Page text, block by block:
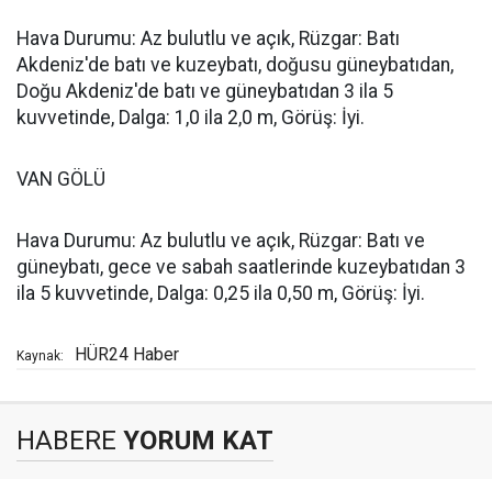
Hava Durumu: Az bulutlu ve açık, Rüzgar: Batı
Akdeniz'de batı ve kuzeybatı, doğusu güneybatıdan,
Doğu Akdeniz'de batı ve güneybatıdan 3 ila 5
kuvvetinde, Dalga: 1,0 ila 2,0 m, Görüş: İyi.
VAN GÖLÜ
Hava Durumu: Az bulutlu ve açık, Rüzgar: Batı ve
güneybatı, gece ve sabah saatlerinde kuzeybatıdan 3
ila 5 kuvvetinde, Dalga: 0,25 ila 0,50 m, Görüş: İyi.
Kaynak: HÜR24 Haber
HABERE YORUM KAT